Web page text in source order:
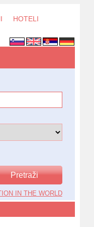
HOTELI
IN THE WORLD